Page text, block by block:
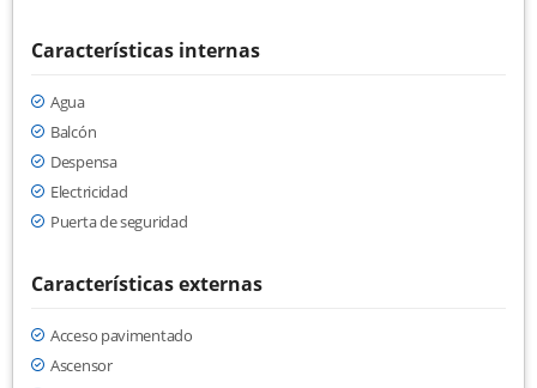
Características internas
Agua
Balcón
Despensa
Electricidad
Puerta de seguridad
Características externas
Acceso pavimentado
Ascensor